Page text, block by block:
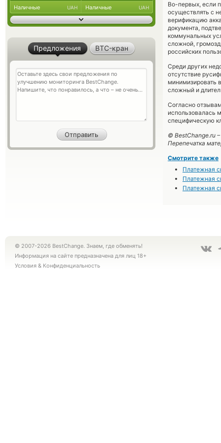
Во-первых, если
осуществлять с
верификацию
документа,
коммунальных
сложной,
российских
Среди других
отсутствие
минимизировать
сложный и
Согласно
использовалась
специфическую
© BestChange.ru –
Перепечатка
Смотрите также
Платежная
Платежная
Платежная
Наличные UAH Наличные UAH
Предложения BTC-кран
© 2007-2026 BestChange. Знаем, где обменять!
Информация на сайте предназначена для лиц 18+
Условия & Конфиденциальность